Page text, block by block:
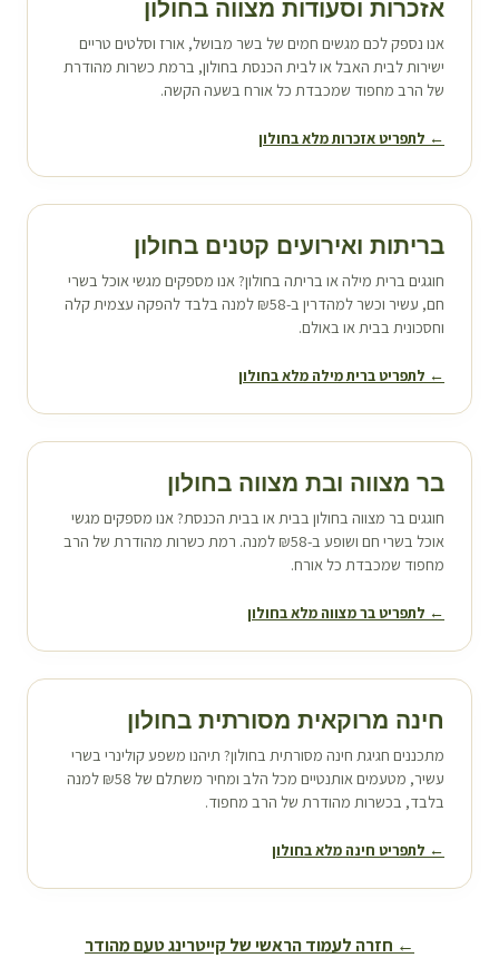
אזכרות וסעודות מצווה בחולון
אנו נספק לכם מגשים חמים של בשר מבושל, אורז וסלטים טריים
ישירות לבית האבל או לבית הכנסת בחולון, ברמת כשרות מהודרת
של הרב מחפוד שמכבדת כל אורח בשעה הקשה.
← לתפריט אזכרות מלא בחולון
בריתות ואירועים קטנים בחולון
חוגגים ברית מילה או בריתה בחולון? אנו מספקים מגשי אוכל בשרי
חם, עשיר וכשר למהדרין ב-₪58 למנה בלבד להפקה עצמית קלה
וחסכונית בבית או באולם.
← לתפריט ברית מילה מלא בחולון
בר מצווה ובת מצווה בחולון
חוגגים בר מצווה בחולון בבית או בבית הכנסת? אנו מספקים מגשי
אוכל בשרי חם ושופע ב-₪58 למנה. רמת כשרות מהודרת של הרב
מחפוד שמכבדת כל אורח.
← לתפריט בר מצווה מלא בחולון
חינה מרוקאית מסורתית בחולון
מתכננים חגיגת חינה מסורתית בחולון? תיהנו משפע קולינרי בשרי
עשיר, מטעמים אותנטיים מכל הלב ומחיר משתלם של ₪58 למנה
בלבד, בכשרות מהודרת של הרב מחפוד.
← לתפריט חינה מלא בחולון
← חזרה לעמוד הראשי של קייטרינג טעם מהודר